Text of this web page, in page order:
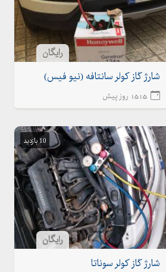
رایگان
شارژ گاز کولر سانتافه (نیو فیس)
1515 روز پیش
10 بازدید
رایگان
شارژ گاز کولر سوناتا